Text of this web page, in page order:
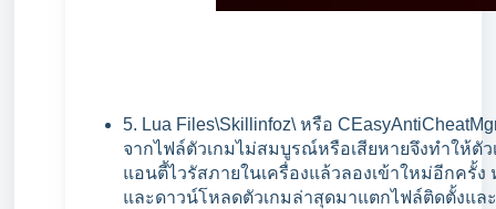
5. Lua Files\Skillinfoz\ หรือ
จากไฟล์ตัวเกมไม่สมบูรณ์หรือเสียหายจึงทำให้ตั
แอนตี้ไวรัสภายในเครื่องแล้วลองเข้าใหม่อีกครั้ง
และดาวน์โหลดตัวเกมล่าสุดมาแตกไฟล์ติดตั้งและ